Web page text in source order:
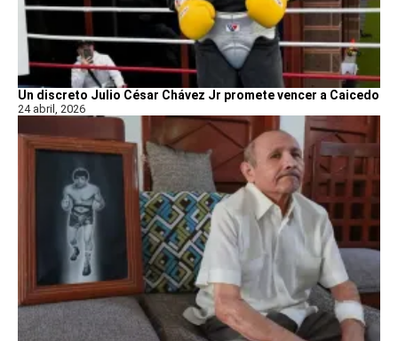
Un discreto Julio César Chávez Jr promete vencer a Caicedo
24 abril, 2026